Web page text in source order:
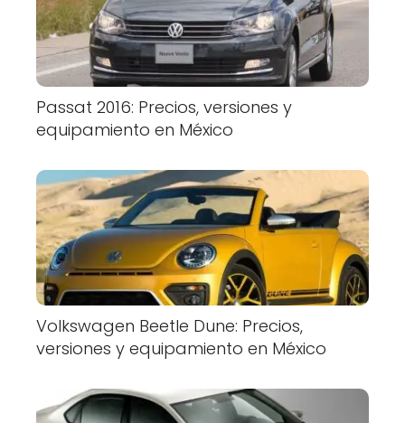
Passat 2016: Precios, versiones y
equipamiento en México
Volkswagen Beetle Dune: Precios,
versiones y equipamiento en México